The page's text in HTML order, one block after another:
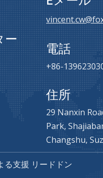
ー
電話
+86-
住所
29 Nanxin
Park,
Changshu,
る支援 リードドン